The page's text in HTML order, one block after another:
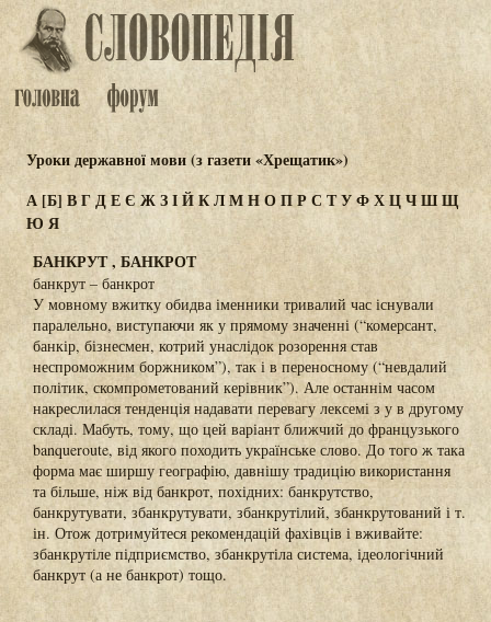
Уроки державної мови (з газети «Хрещатик»)
А[Б] ВГДЕЄ ЖЗІЙКЛМНОПРСТУФХЦЧШЩ
Ю Я
БАНКРУТ , БАНКРОТ
банкрут – банкрот
У мовному вжитку обидва іменники тривалий час існували
паралельно, виступаючи як у прямому значенні (“комерсант,
банкір, бізнесмен, котрий унаслідок розорення став
неспроможним боржником”), так і в переносному (“невдалий
політик, скомпрометований керівник”). Але останнім часом
накреслилася тенденція надавати перевагу лексемі з у в другому
складі. Мабуть, тому, що цей варіант ближчий до французького
banqueroute, від якого походить українське слово. До того ж така
форма має ширшу географію, давнішу традицію використання
та більше, ніж від банкрот, похідних: банкрутство,
банкрутувати, збанкрутувати, збанкрутілий, збанкрутований і т.
ін. Отож дотримуйтеся рекомендацій фахівців і вживайте:
збанкрутіле підприємство, збанкрутіла система, ідеологічний
банкрут (а не банкрот) тощо.